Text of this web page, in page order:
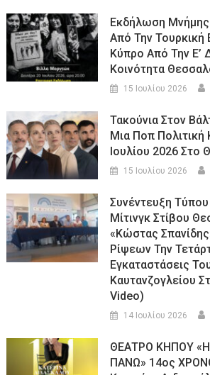
Εκδήλωση Μνήμης
Από Την Τουρκική
Κύπρο Από Την Ε’
Κοινότητα
15 Ιουλίου 2026
Τακούνια Στον
Μια Ποπ Πολιτική
Ιουλίου 2026 Στο
15 Ιουλίου 2026
Συνέντευξη Τύπου
Μίτινγκ Στίβου
«Κώστας
Ρίψεων Την
Εγκαταστάσεις
Καυτανζογλείου
Video)
14 Ιουλίου 2026
ΘΕΑΤΡΟ ΚΗΠΟΥ
ΠΑΝΩ» 14ος